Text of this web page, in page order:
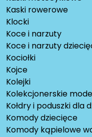
Kaski rowerowe
Klocki
Koce i narzuty
Koce i narzuty
Kociołki
Kojce
Kolejki
Kolekcjonerskie
Kołdry i poduszki dla
Komody dziecięce
Komody kąpielowe